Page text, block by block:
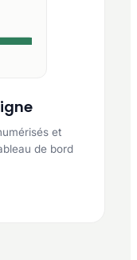
et
de bord